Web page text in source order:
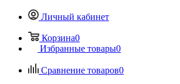
Личный кабинет
Корзина0
Избранные товары0
Сравнение товаров0